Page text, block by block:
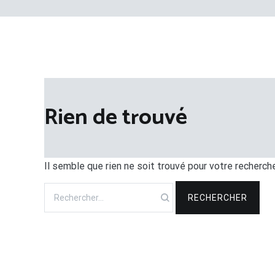
Rien de trouvé
Il semble que rien ne soit trouvé pour votre
Rechercher :